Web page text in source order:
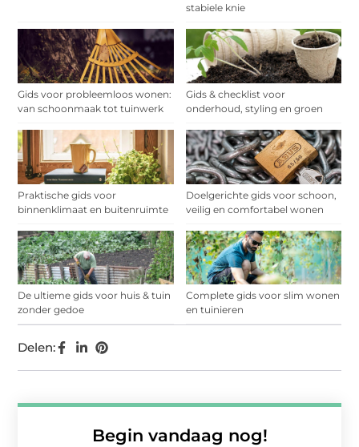
stabiele knie
Gids voor probleemloos wonen:
van schoonmaak tot tuinwerk
Gids & checklist voor
onderhoud, styling en groen
Praktische gids voor
binnenklimaat en buitenruimte
Doelgerichte gids voor schoon,
veilig en comfortabel wonen
De ultieme gids voor huis & tuin
zonder gedoe
Complete gids voor slim wonen
en tuinieren
Begin vandaag nog!
Delen: